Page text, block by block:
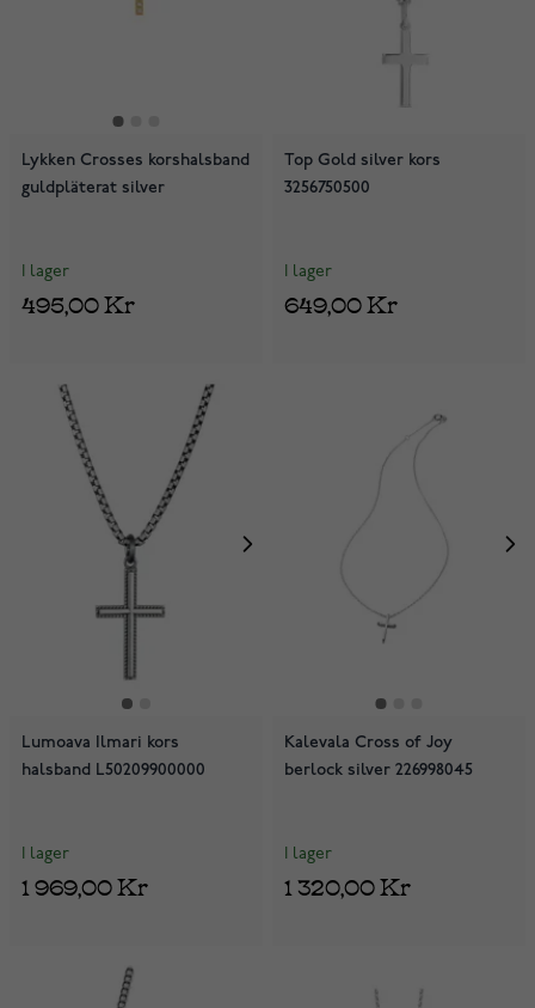
Lykken Crosses korshalsband
guldpläterat silver
I lager
495,00 Kr
Top Gold silver kors
3256750500
I lager
649,00 Kr
Lumoava Ilmari kors
halsband L50209900000
I lager
1 969,00 Kr
Kalevala Cross of Joy
berlock silver 226998045
I lager
1 320,00 Kr